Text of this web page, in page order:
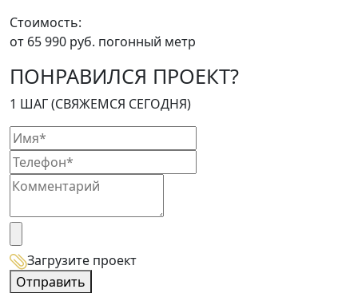
Стоимость:
от 65 990 руб. погонный метр
ПОНРАВИЛСЯ ПРОЕКТ?
1 ШАГ (СВЯЖЕМСЯ СЕГОДНЯ)
Загрузите проект
Отправить